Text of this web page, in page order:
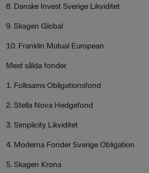
8. Danske Invest Sverige Likviditet
9. Skagen Global
10. Franklin Mutual European
Mest sålda fonder
1. Folksams Obligationsfond
2. Stella Nova Hedgefond
3. Simplicity Likviditet
4. Moderna Fonder Sverige Obligation
5. Skagen Krona